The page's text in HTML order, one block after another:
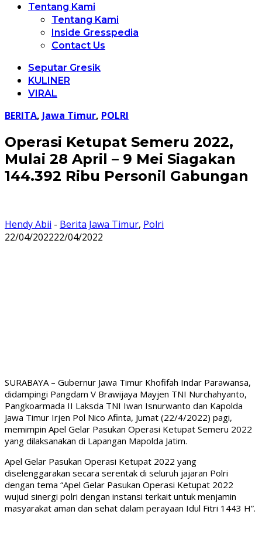
Tentang Kami
Tentang Kami
Inside Gresspedia
Contact Us
Seputar Gresik
KULINER
VIRAL
BERITA, Jawa Timur, POLRI
Operasi Ketupat Semeru 2022,
Mulai 28 April – 9 Mei Siagakan
144.392 Ribu Personil Gabungan
Hendy Abii - Berita Jawa Timur, Polri
22/04/202222/04/2022
SURABAYA – Gubernur Jawa Timur Khofifah Indar Parawansa,
didampingi Pangdam V Brawijaya Mayjen TNI Nurchahyanto,
Pangkoarmada II Laksda TNI Iwan Isnurwanto dan Kapolda
Jawa Timur Irjen Pol Nico Afinta, Jumat (22/4/2022) pagi,
memimpin Apel Gelar Pasukan Operasi Ketupat Semeru 2022
yang dilaksanakan di Lapangan Mapolda Jatim.
Apel Gelar Pasukan Operasi Ketupat 2022 yang
diselenggarakan secara serentak di seluruh jajaran Polri
dengan tema “Apel Gelar Pasukan Operasi Ketupat 2022
wujud sinergi polri dengan instansi terkait untuk menjamin
masyarakat aman dan sehat dalam perayaan Idul Fitri 1443 H”.